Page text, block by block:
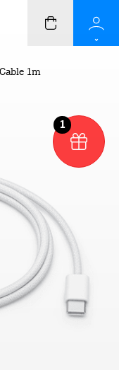
1m
1